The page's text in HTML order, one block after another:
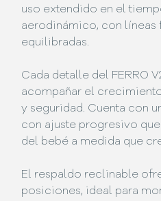
uso extendido en el
aerodinámico, con
equilibradas.
Cada detalle del FERRO
acompañar el
y seguridad. Cuenta con
con ajuste progresivo
del bebé a medida que
El respaldo reclinable
posiciones, ideal para